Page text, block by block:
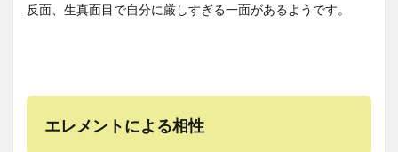
反面、生真面目で自分に厳しすぎる一面があるようです。
エレメントによる相性